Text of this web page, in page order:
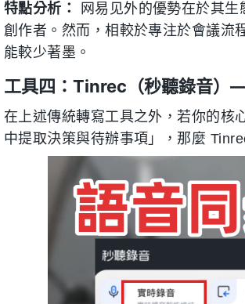
特點分析：
网易见外的優勢在於其
創作者。然而，相較於專注於會議流
能較少著墨。
工具四：Tinrec（秒聽錄音）
在上述傳統轉寫工具之外，若你的核
中提取決策與待辦事項」，那麼